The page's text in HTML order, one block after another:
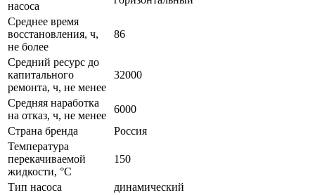
насоса
Среднее время
восстановления, ч,
не более
86
Средний ресурс до
капитального
ремонта, ч, не менее
32000
Средняя наработка
на отказ, ч, не менее
6000
Страна бренда
Россия
Температура
перекачиваемой
жидкости, °C
150
Тип насоса динамический